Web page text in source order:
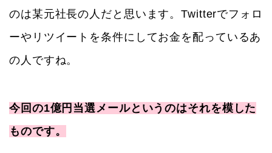
のは某元社長の人だと思います。Twitterでフォロ
ーやリツイートを条件にしてお金を配っているあ
の人ですね。
今回の1億円当選メールというのはそれを模した
ものです。